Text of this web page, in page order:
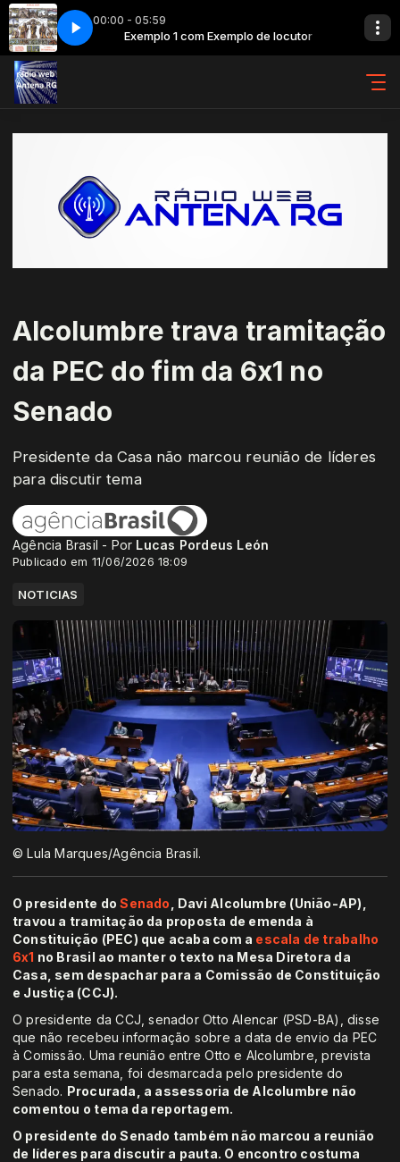
00:00 - 05:59
locutor Exemplo 1 com Exemplo de locutor
Da Pele Preta 073 - Jorge Ben Jor - Menina Mulher Da Pele Preta
Alcolumbre trava tramitação
da PEC do fim da 6x1 no
Senado
Presidente da Casa não marcou reunião de líderes
para discutir tema
Agência Brasil - Por Lucas Pordeus León
Publicado em 11/06/2026 18:09
NOTICIAS
© Lula Marques/Agência Brasil.
O presidente doSenado , Davi Alcolumbre (União-AP),
travou a tramitação da proposta de emenda à
Constituição (PEC) que acaba com a escala de trabalho
6x1 no Brasil ao manter o texto na Mesa Diretora da
Casa, sem despachar para a Comissão de Constituição
e Justiça (CCJ).
O presidente da CCJ, senador Otto Alencar (PSD-BA), disse
que não recebeu informação sobre a data de envio da PEC
à Comissão. Uma reunião entre Otto e Alcolumbre, prevista
para esta semana, foi desmarcada pelo presidente do
Senado. Procurada, a assessoria de Alcolumbre não
comentou o tema da reportagem.
O presidente do Senado também não marcou a reunião
de líderes para discutir a pauta. O encontro costuma